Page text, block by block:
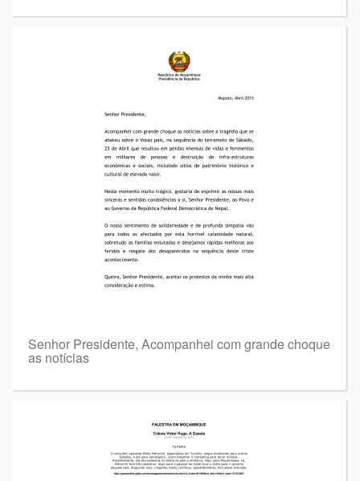
Senhor Presidente, Acompanhei com grande choque
as notícias